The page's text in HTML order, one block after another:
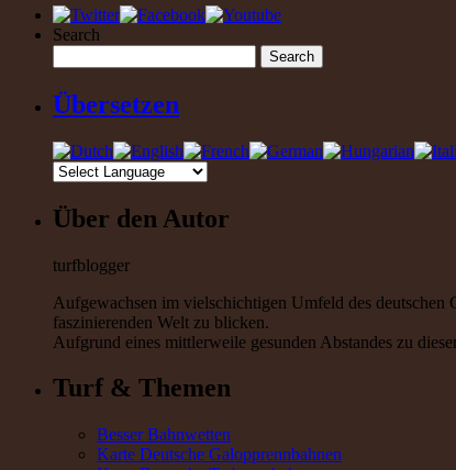
Search
Übersetzen
Über den Autor
turfblogger
Aufgewachsen im vielschichtigen Umfeld des deutschen
faszinierenden Welt zu blicken.
Aufgrund eines mittlerweile gesunden Abstandes zu
Turf & Themen
Besser Bahnwetten
Karte Deutsche Galopprennbahnen